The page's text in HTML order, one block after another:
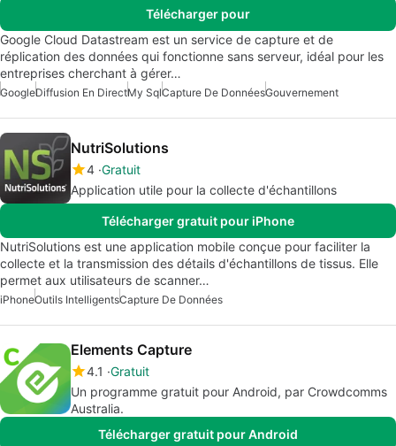
Télécharger pour
Google Cloud Datastream est un service de capture et de
réplication des données qui fonctionne sans serveur, idéal pour les
entreprises cherchant à gérer…
GoogleDiffusion En DirectMy SqlCapture De DonnéesGouvernement
NutriSolutions
4 Gratuit
Application utile pour la collecte d'échantillons
Télécharger gratuit pour iPhone
NutriSolutions est une application mobile conçue pour faciliter la
collecte et la transmission des détails d'échantillons de tissus. Elle
permet aux utilisateurs de scanner…
iPhoneOutils IntelligentsCapture De Données
Elements Capture
4.1 Gratuit
Un programme gratuit pour Android, par Crowdcomms
Australia.
Télécharger gratuit pour Android